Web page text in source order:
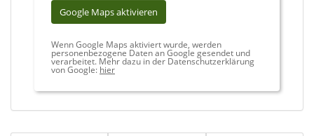
Google Maps aktivieren
Wenn Google Maps aktiviert wurde, werden
personenbezogene Daten an Google gesendet und
verarbeitet. Mehr dazu in der Datenschutzerklärung
von Google: hier